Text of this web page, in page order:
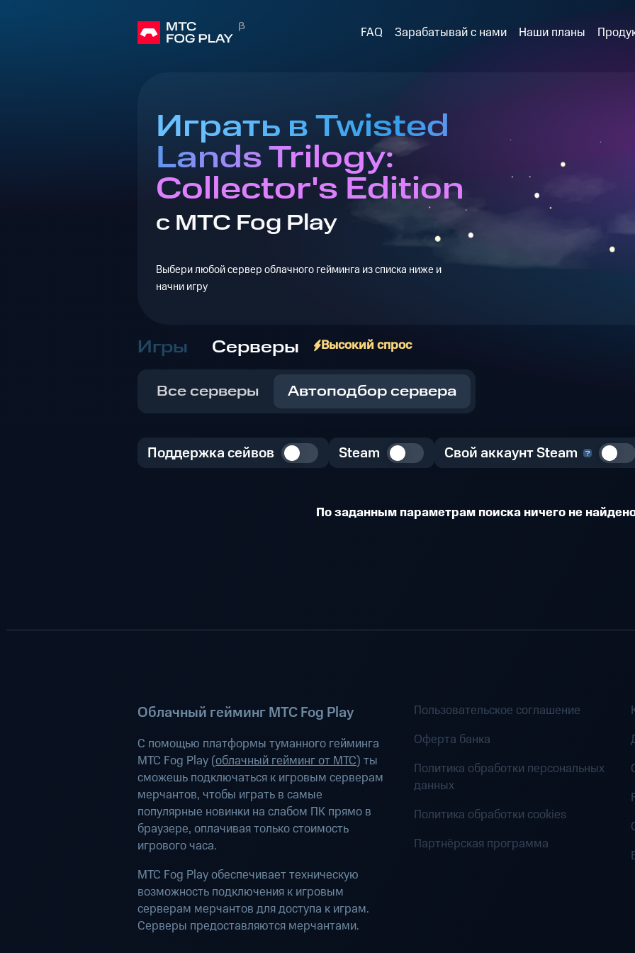
FAQ Зарабатывай с нами Наши планы
Играть в Twisted
Lands Trilogy:
Collector's Edition
с МТС Fog Play
Выбери любой сервер облачного гейминга из списка ниже и
начни игру
Игры Серверы Высокий спрос
Все серверы Автоподбор сервера
Поддержка сейвов Steam Свой аккаунт Steam
По заданным параметрам поиска ничего не
Облачный гейминг МТС Fog Play
С помощью платформы туманного гейминга
МТС Fog Play (облачный гейминг от МТС) ты
сможешь подключаться к игровым серверам
мерчантов, чтобы играть в самые
популярные новинки на слабом ПК прямо в
браузере, оплачивая только стоимость
игрового часа.
МТС Fog Play обеспечивает техническую
возможность подключения к игровым
серверам мерчантов для доступа к играм.
Серверы предоставляются мерчантами.
Пользовательское соглашение
Оферта банка
Политика обработки персональных
данных
Политика обработки cookies
Партнёрская программа